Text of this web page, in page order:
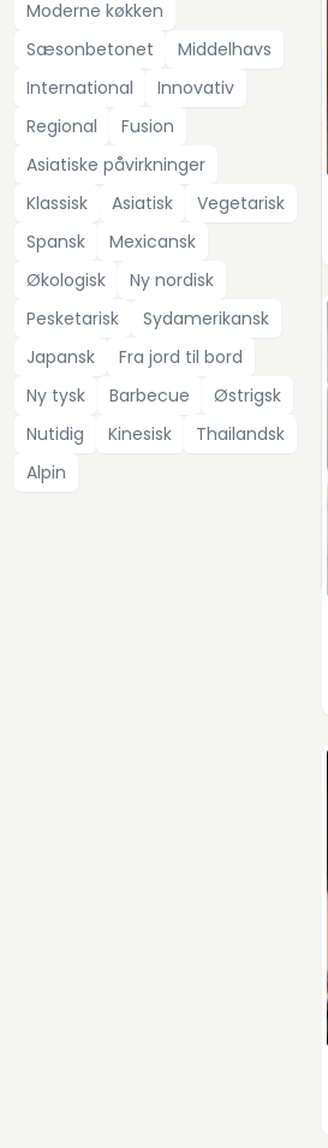
Moderne køkken
Sæsonbetonet
Middelhavs
International
Innovativ
Regional
Fusion
Asiatiske påvirkninger
Klassisk
Asiatisk
Vegetarisk
Spansk
Mexicansk
Økologisk
Ny nordisk
Pesketarisk
Sydamerikansk
Japansk
Fra jord til bord
Ny tysk
Barbecue
Østrigsk
Nutidig
Kinesisk
Thailandsk
Alpin